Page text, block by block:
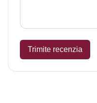
Trimite recenzia